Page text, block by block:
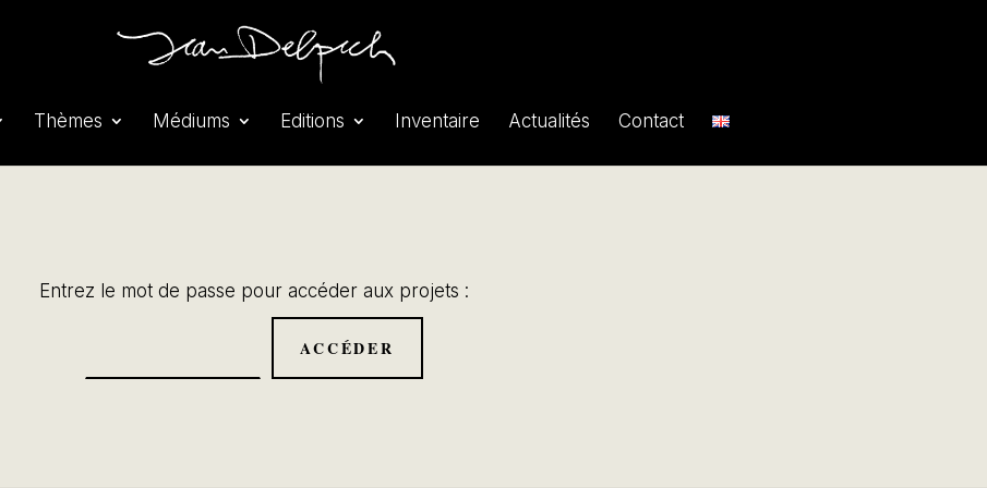
Thèmes Médiums Editions Inventaire Actualités Contact
Entrez le mot de passe pour accéder aux projets :